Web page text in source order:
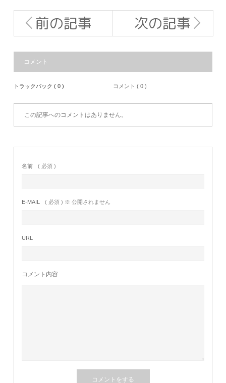
前の記事 次の記事
コメント
トラックバック ( 0 ) コメント ( 0 )
この記事へのコメントはありません。
名前 ( 必須 )
E-MAIL ( 必須 ) ※ 公開されません
URL
コメント内容